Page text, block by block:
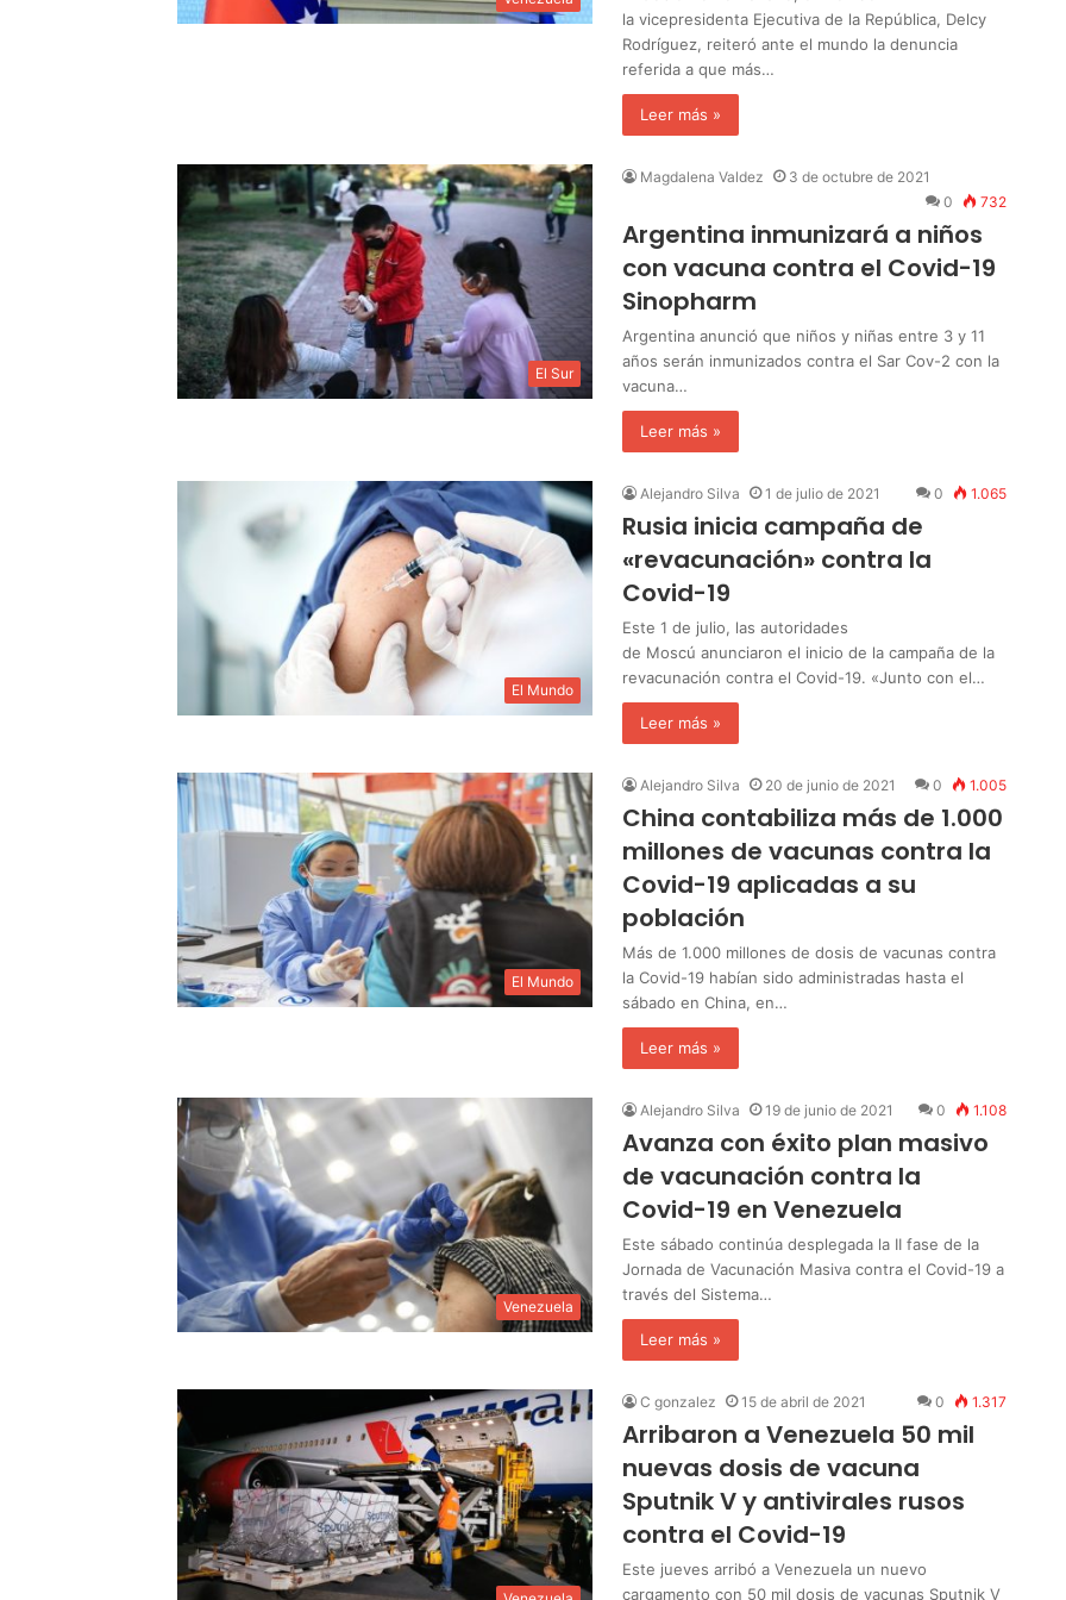
la vicepresidenta Ejecutiva de la República, Delcy
Rodríguez, reiteró ante el mundo la denuncia
referida a que más…
Leer más »
El Sur
Magdalena Valdez
3 de octubre de 2021
0
732
Argentina inmunizará a niños
con vacuna contra el Covid-19
Sinopharm
Argentina anunció que niños y niñas entre 3 y 11
años serán inmunizados contra el Sar Cov-2 con la
vacuna…
Leer más »
El Mundo
Alejandro Silva 1 de julio de 2021 0 1.065
Rusia inicia campaña de
«revacunación» contra la
Covid-19
Este 1 de julio, las autoridades
de Moscú anunciaron el inicio de la campaña de la
revacunación contra el Covid-19. «Junto con el…
Leer más »
El Mundo
Alejandro Silva 20 de junio de 2021 0 1.005
China contabiliza más de 1.000
millones de vacunas contra la
Covid-19 aplicadas a su
población
Más de 1.000 millones de dosis de vacunas contra
la Covid-19 habían sido administradas hasta el
sábado en China, en…
Leer más »
Venezuela
Alejandro Silva 19 de junio de 2021 0 1.108
Avanza con éxito plan masivo
de vacunación contra la
Covid-19 en Venezuela
Este sábado continúa desplegada la II fase de la
Jornada de Vacunación Masiva contra el Covid-19 a
través del Sistema…
Leer más »
C gonzalez 15 de abril de 2021 0 1.317
Arribaron a Venezuela 50 mil
nuevas dosis de vacuna
Sputnik V y antivirales rusos
contra el Covid-19
Este jueves arribó a Venezuela un nuevo
cargamento con 50 mil dosis de vacunas Sputnik V